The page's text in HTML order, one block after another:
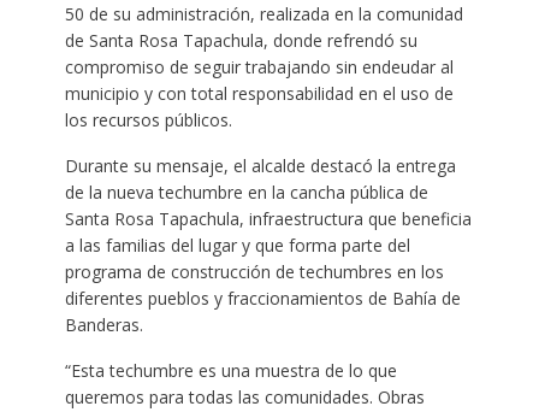
50 de su administración, realizada en la comunidad
de Santa Rosa Tapachula, donde refrendó su
compromiso de seguir trabajando sin endeudar al
municipio y con total responsabilidad en el uso de
los recursos públicos.
Durante su mensaje, el alcalde destacó la entrega
de la nueva techumbre en la cancha pública de
Santa Rosa Tapachula, infraestructura que beneficia
a las familias del lugar y que forma parte del
programa de construcción de techumbres en los
diferentes pueblos y fraccionamientos de Bahía de
Banderas.
“Esta techumbre es una muestra de lo que
queremos para todas las comunidades. Obras